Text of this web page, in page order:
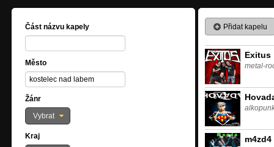
Část názvu kapely
Město
Žánr
Vybrat
Kraj
Přidat kapelu
Exitus
metal-
m4zd4